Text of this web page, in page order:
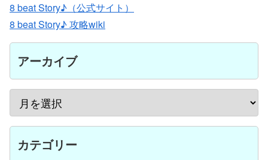
8 beat Story♪（公式サイト）
8 beat Story♪ 攻略wiki
アーカイブ
カテゴリー